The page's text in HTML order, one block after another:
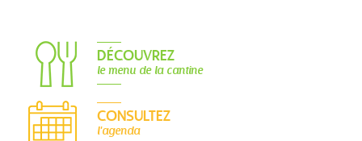
DÉCOUVREZ
le menu de la cantine
CONSULTEZ
l'agenda